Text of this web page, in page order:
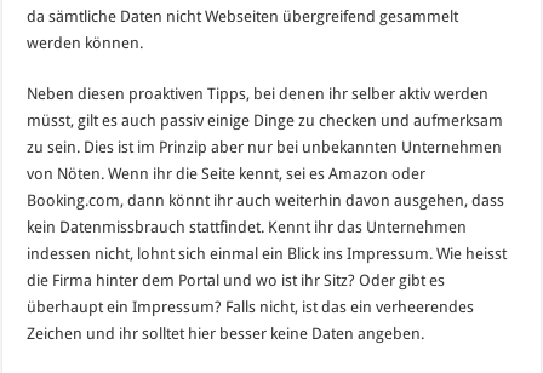
da sämtliche Daten nicht Webseiten übergreifend gesammelt
werden können.
Neben diesen proaktiven Tipps, bei denen ihr selber aktiv werden
müsst, gilt es auch passiv einige Dinge zu checken und aufmerksam
zu sein. Dies ist im Prinzip aber nur bei unbekannten Unternehmen
von Nöten. Wenn ihr die Seite kennt, sei es Amazon oder
Booking.com, dann könnt ihr auch weiterhin davon ausgehen, dass
kein Datenmissbrauch stattfindet. Kennt ihr das Unternehmen
indessen nicht, lohnt sich einmal ein Blick ins Impressum. Wie heisst
die Firma hinter dem Portal und wo ist ihr Sitz? Oder gibt es
überhaupt ein Impressum? Falls nicht, ist das ein verheerendes
Zeichen und ihr solltet hier besser keine Daten angeben.